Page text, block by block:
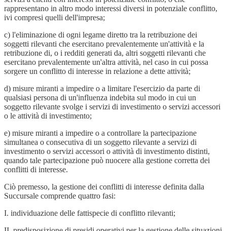
rappresentano in altro modo interessi diversi in potenziale conflitto,
ivi compresi quelli dell'impresa;
c) l'eliminazione di ogni legame diretto tra la retribuzione dei
soggetti rilevanti che esercitano prevalentemente un'attività e la
retribuzione di, o i redditi generati da, altri soggetti rilevanti che
esercitano prevalentemente un'altra attività, nel caso in cui possa
sorgere un conflitto di interesse in relazione a dette attività;
d) misure miranti a impedire o a limitare l'esercizio da parte di
qualsiasi persona di un'influenza indebita sul modo in cui un
soggetto rilevante svolge i servizi di investimento o servizi accessori
o le attività di investimento;
e) misure miranti a impedire o a controllare la partecipazione
simultanea o consecutiva di un soggetto rilevante a servizi di
investimento o servizi accessori o attività di investimento distinti,
quando tale partecipazione può nuocere alla gestione corretta dei
conflitti di interesse.
Ciò premesso, la gestione dei conflitti di interesse definita dalla
Succursale comprende quattro fasi:
I. individuazione delle fattispecie di conflitto rilevanti;